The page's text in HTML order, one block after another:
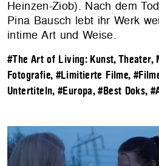
Heinzen-Ziob). Nach dem
Pina Bausch lebt ihr Werk
intime Art und Weise.
#The Art of Living: Kunst, Theater,
Fotografie, #Limitierte Filme,
Untertiteln,#Europa,#Best Doks,